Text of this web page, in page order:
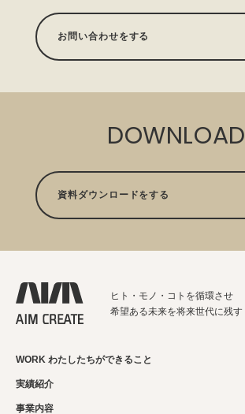
お問い合わせをする
DOWNLOAD
資料ダウンロードをする
ヒト・モノ・コトを循環させ
希望ある未来を将来世代に残す
WORK わたしたちができること
実績紹介
事業内容